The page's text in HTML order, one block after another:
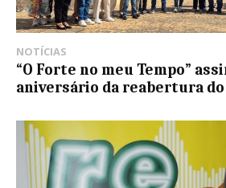
NOTÍCIAS
“O Forte no meu Tempo”
aniversário da reabertura do